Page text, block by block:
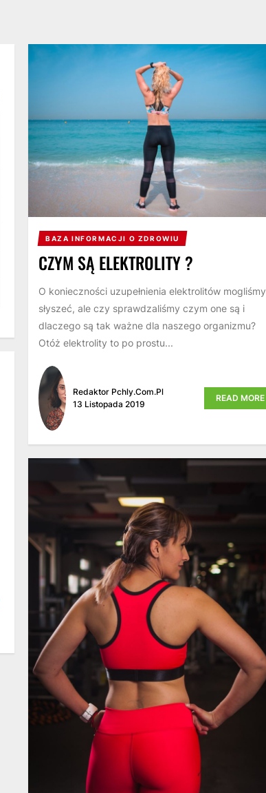
BAZA INFORMACJI O ZDROWIU
CZYM SĄ ELEKTROLITY ?
O konieczności uzupełnienia elektrolitów mogliśmy
słyszeć, ale czy sprawdzaliśmy czym one są i
dlaczego są tak ważne dla naszego organizmu?
Otóż elektrolity to po prostu...
Redaktor Pchly.com.pl
13 Listopada 2019
READ MORE